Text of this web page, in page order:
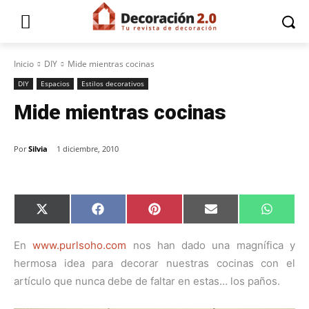
Inicio DIY Mide mientras cocinas
DIY Espacios Estilos decorativos
Mide mientras cocinas
Por Silvia 1 diciembre, 2010
C
o
p
r
i
e
X
(
w
t
t
e
C
o
p
r
i
e
F
a
e
o
k
C
o
p
t
i
e
P
i
t
e
s
C
o
p
r
i
e
E
m
i
C
o
p
r
i
e
W
h
t
A
p
p
Enwww.purlsoho.com nos han dado una magnífica y
hermosa idea para decorar nuestras cocinas con el
artículo que nunca debe de faltar en estas… los paños.